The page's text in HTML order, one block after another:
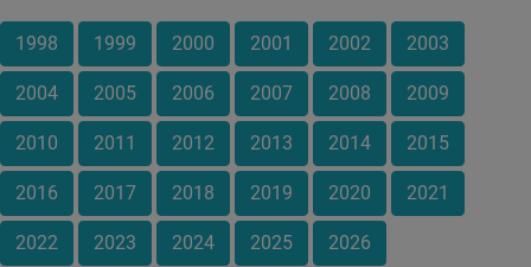
1998 1999 2000 2001 2002 2003
2004 2005 2006 2007 2008 2009
2010 2011 2012 2013 2014 2015
2016 2017 2018 2019 2020 2021
2022 2023 2024 2025 2026